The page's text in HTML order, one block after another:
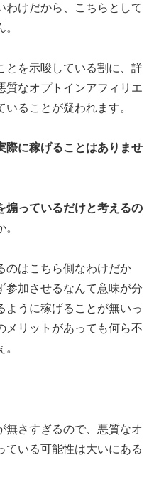
わけだから、こちらとして
を示唆している割に、 詳
質なオプトインアフィリエ
ることが疑われます。
際に稼げることはありませ
煽っているだけと考えるの
のはこちら側なわけだか
参加させるなんて意味が分
ように稼げることが無いっ
メリットがあっても何ら不
無さすぎるので、悪質なオ
ている可能性は大いにある